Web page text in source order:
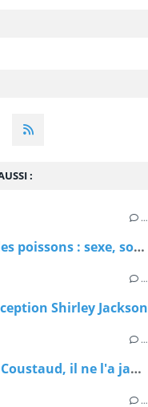
:
…
Sous le signe des poissons : sexe, solitude et goût du sel
…
Shirley Jackson
…
Whalefall : ça, Coustaud, il ne l'a jamais fait
…